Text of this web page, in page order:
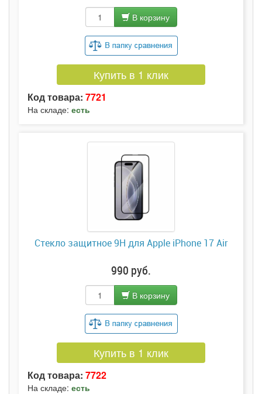
В корзину
Купить в 1 клик
Код товара: 7721
На складе: есть
Стекло защитное 9H для Apple iPhone 17 Air
990 руб.
В корзину
Купить в 1 клик
Код товара: 7722
На складе: есть